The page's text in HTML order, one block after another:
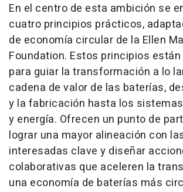
En el centro de esta ambición se
cuatro principios prácticos,
de economía circular de la Ellen
Foundation. Estos principios
para guiar la transformación a lo
cadena de valor de las baterías,
y la fabricación hasta los
y energía. Ofrecen un punto de
lograr una mayor alineación con
interesadas clave y diseñar
colaborativas que aceleren la
una economía de baterías más